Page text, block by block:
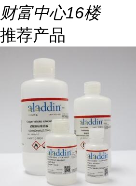
财富中心16楼
推荐产品